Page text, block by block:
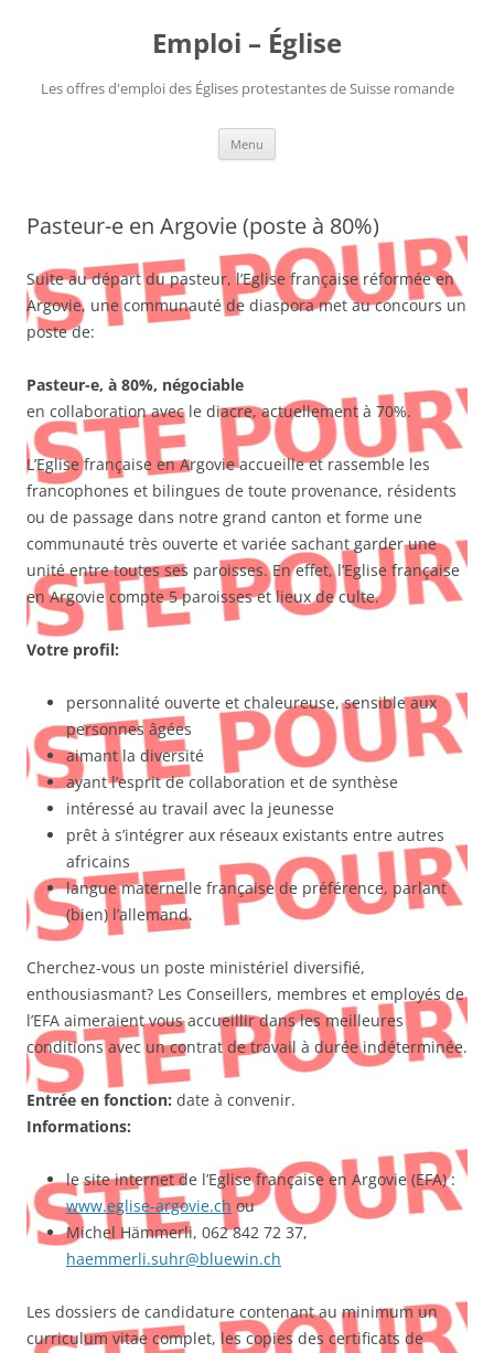
Emploi – Église
Les offres d'emploi des Églises protestantes de Suisse romande
Menu
Pasteur-e en Argovie (poste à 80%)
Suite au départ du pasteur, l’Eglise française réformée en
Argovie, une communauté de diaspora met au concours un
poste de:
Pasteur-e, à 80%, négociable
en collaboration avec le diacre, actuellement à 70%.
L’Eglise française en Argovie accueille et rassemble les
francophones et bilingues de toute provenance, résidents
ou de passage dans notre grand canton et forme une
communauté très ouverte et variée sachant garder une
unité entre toutes ses paroisses. En effet, l’Eglise française
en Argovie compte 5 paroisses et lieux de culte.
Votre profil:
personnalité ouverte et chaleureuse, sensible aux
personnes âgées
aimant la diversité
ayant l’esprit de collaboration et de synthèse
intéressé au travail avec la jeunesse
prêt à s’intégrer aux réseaux existants entre autres
africains
langue maternelle française de préférence, parlant
(bien) l’allemand.
Cherchez-vous un poste ministériel diversifié,
enthousiasmant? Les Conseillers, membres et employés de
l’EFA aimeraient vous accueillir dans les meilleures
conditions avec un contrat de travail à durée indéterminée.
Entrée en fonction: date à convenir.
Informations:
le site internet de l’Eglise française en Argovie (EFA) :
www.eglise-argovie.ch ou
Michel Hämmerli, 062 842 72 37,
haemmerli.suhr@bluewin.ch
Les dossiers de candidature contenant au minimum un
curriculum vitae complet, les copies des certificats de